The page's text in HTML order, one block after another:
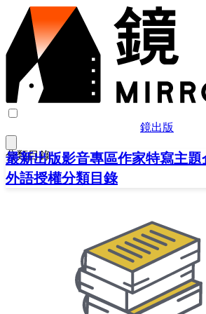
鏡出版
最新出版影音專區作家特寫主題
外語授權分類目錄
分類目錄